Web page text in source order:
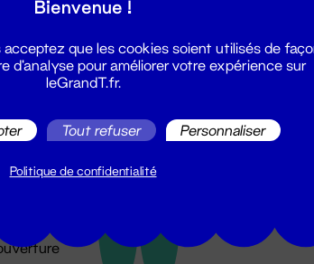
Bienvenue !
que les cookies soient utilisés de
d'analyse pour améliorer votre expérience sur
leGrandT.fr.
Tout refuser Personnaliser
Politique de confidentialité